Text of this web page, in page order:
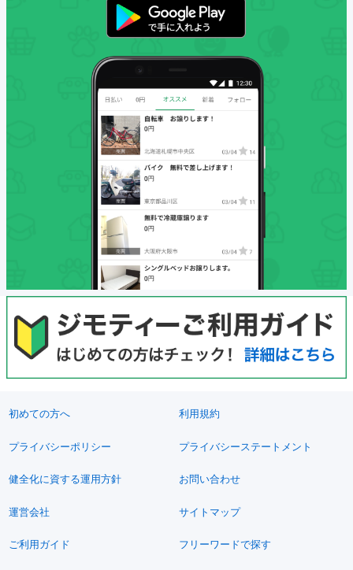
初めての方へ 利用規約
プライバシーポリシー プライバシーステートメント
健全化に資する運用方針 お問い合わせ
運営会社 サイトマップ
ご利用ガイド フリーワードで探す